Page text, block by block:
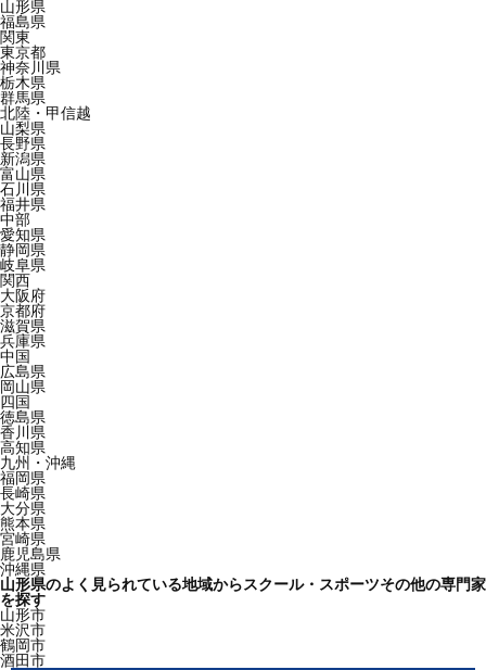
山形県
福島県
関東
東京都
神奈川県
栃木県
群馬県
北陸・甲信越
山梨県
長野県
新潟県
富山県
石川県
福井県
中部
愛知県
静岡県
岐阜県
関西
大阪府
京都府
滋賀県
兵庫県
中国
広島県
岡山県
四国
徳島県
香川県
高知県
九州・沖縄
福岡県
長崎県
大分県
熊本県
宮崎県
鹿児島県
沖縄県
山形県のよく見られている地域からスクール・スポーツその他の専門家
を探す
山形市
米沢市
鶴岡市
酒田市